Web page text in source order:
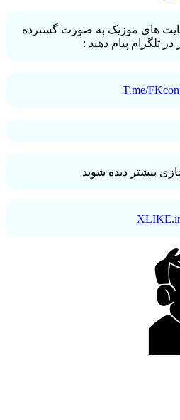
های موزیک به صورت گسترده
تلگرام پیام دهید :
T.me/
بیشتر دیده شوید
XLIKE.ir